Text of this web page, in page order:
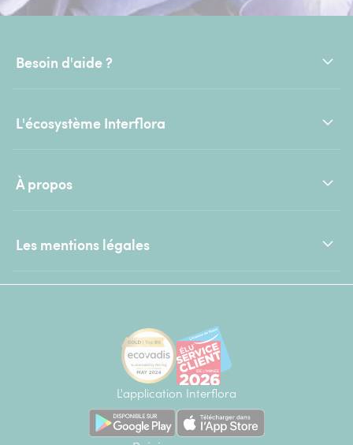
Besoin d'aide ?
L'écosystème Interflora
À propos
Les mentions légales
L'application Interflora